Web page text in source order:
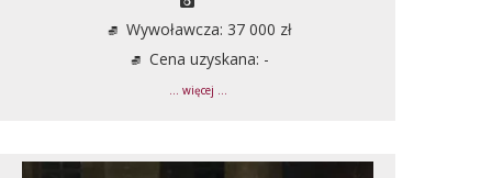
Wywoławcza: 37 000 zł
Cena uzyskana: -
... więcej ...